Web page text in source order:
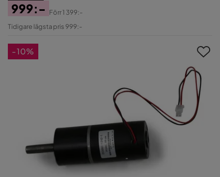
Pris
999:-
Original
Förr1 399:-
Tidigare lägsta pris 999:-
-10%